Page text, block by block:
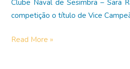
Clube Naval de Sesimbra – Sara
competição o título de Vice
Campeonato
Read More »